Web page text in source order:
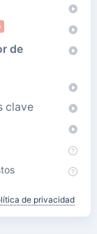
de
clave
de privacidad